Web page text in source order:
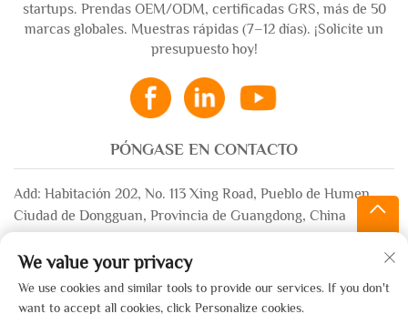
startups. Prendas OEM/ODM, certificadas GRS, más de 50
marcas globales. Muestras rápidas (7–12 días). ¡Solicite un
presupuesto hoy!
PÓNGASE EN CONTACTO
Add: Habitación 202, No. 113 Xing Road, Pueblo de Humen,
Ciudad de Dongguan, Provincia de Guangdong, China
+86-13532483058
We value your privacy
We use cookies and similar tools to provide our services. If you don't
want to accept all cookies, click Personalize cookies.